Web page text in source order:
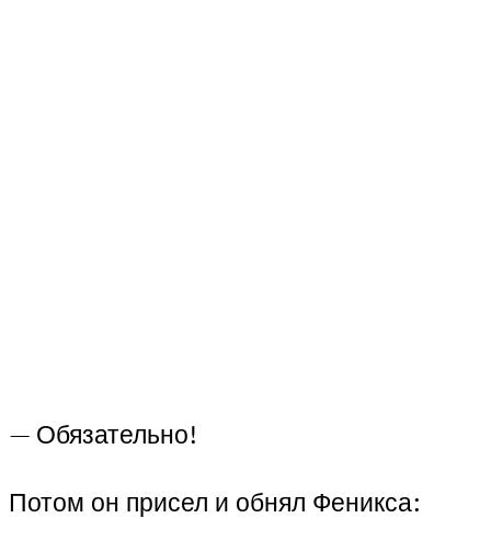
— Обязательно!
Потом он присел и обнял Феникса: